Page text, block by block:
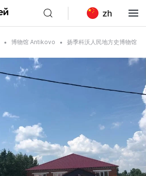
zh
博物馆 Antikovo 扬季科沃人民地方史博物馆